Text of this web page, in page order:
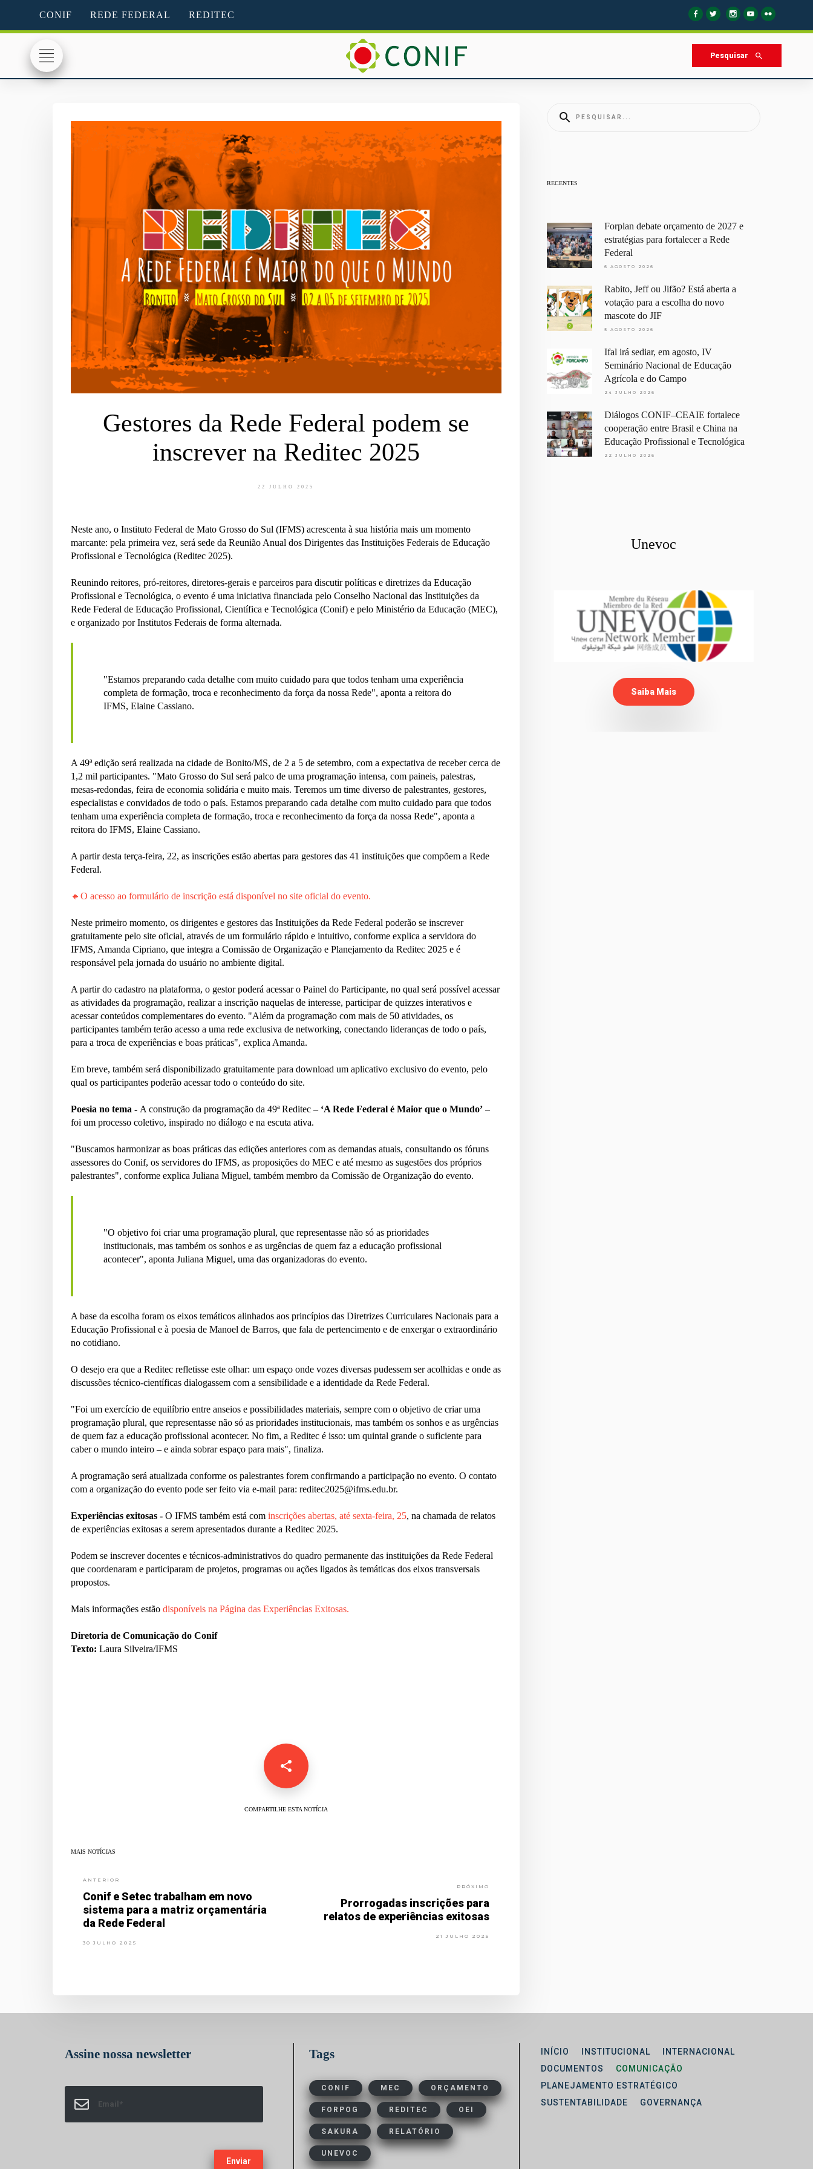
CONIF REDE FEDERAL REDITEC
Pesquisar
Gestores da Rede Federal podem se
inscrever na Reditec 2025
22 JULHO 2025
Neste ano, o Instituto Federal de Mato Grosso do Sul (IFMS) acrescenta à sua história mais um momento
marcante: pela primeira vez, será sede da Reunião Anual dos Dirigentes das Instituições Federais de Educação
Profissional e Tecnológica (Reditec 2025).
Reunindo reitores, pró-reitores, diretores-gerais e parceiros para discutir políticas e diretrizes da Educação
Profissional e Tecnológica, o evento é uma iniciativa financiada pelo Conselho Nacional das Instituições da
Rede Federal de Educação Profissional, Científica e Tecnológica (Conif) e pelo Ministério da Educação (MEC),
e organizado por Institutos Federais de forma alternada.
"Estamos preparando cada detalhe com muito cuidado para que todos tenham uma experiência
completa de formação, troca e reconhecimento da força da nossa Rede", aponta a reitora do
IFMS, Elaine Cassiano.
A 49ª edição será realizada na cidade de Bonito/MS, de 2 a 5 de setembro, com a expectativa de receber cerca de
1,2 mil participantes. "Mato Grosso do Sul será palco de uma programação intensa, com paineis, palestras,
mesas-redondas, feira de economia solidária e muito mais. Teremos um time diverso de palestrantes, gestores,
especialistas e convidados de todo o país. Estamos preparando cada detalhe com muito cuidado para que todos
tenham uma experiência completa de formação, troca e reconhecimento da força da nossa Rede", aponta a
reitora do IFMS, Elaine Cassiano.
A partir desta terça-feira, 22, as inscrições estão abertas para gestores das 41 instituições que compõem a Rede
Federal.
🔸O acesso ao formulário de inscrição está disponível no site oficial do evento.
Neste primeiro momento, os dirigentes e gestores das Instituições da Rede Federal poderão se inscrever
gratuitamente pelo site oficial, através de um formulário rápido e intuitivo, conforme explica a servidora do
IFMS, Amanda Cipriano, que integra a Comissão de Organização e Planejamento da Reditec 2025 e é
responsável pela jornada do usuário no ambiente digital.
A partir do cadastro na plataforma, o gestor poderá acessar o Painel do Participante, no qual será possível acessar
as atividades da programação, realizar a inscrição naquelas de interesse, participar de quizzes interativos e
acessar conteúdos complementares do evento. "Além da programação com mais de 50 atividades, os
participantes também terão acesso a uma rede exclusiva de networking, conectando lideranças de todo o país,
para a troca de experiências e boas práticas", explica Amanda.
Em breve, também será disponibilizado gratuitamente para download um aplicativo exclusivo do evento, pelo
qual os participantes poderão acessar todo o conteúdo do site.
Poesia no tema - A construção da programação da 49ª Reditec – ‘A Rede Federal é Maior que o Mundo’ –
foi um processo coletivo, inspirado no diálogo e na escuta ativa.
"Buscamos harmonizar as boas práticas das edições anteriores com as demandas atuais, consultando os fóruns
assessores do Conif, os servidores do IFMS, as proposições do MEC e até mesmo as sugestões dos próprios
palestrantes", conforme explica Juliana Miguel, também membro da Comissão de Organização do evento.
"O objetivo foi criar uma programação plural, que representasse não só as prioridades
institucionais, mas também os sonhos e as urgências de quem faz a educação profissional
acontecer", aponta Juliana Miguel, uma das organizadoras do evento.
A base da escolha foram os eixos temáticos alinhados aos princípios das Diretrizes Curriculares Nacionais para a
Educação Profissional e à poesia de Manoel de Barros, que fala de pertencimento e de enxergar o extraordinário
no cotidiano.
O desejo era que a Reditec refletisse este olhar: um espaço onde vozes diversas pudessem ser acolhidas e onde as
discussões técnico-científicas dialogassem com a sensibilidade e a identidade da Rede Federal.
"Foi um exercício de equilíbrio entre anseios e possibilidades materiais, sempre com o objetivo de criar uma
programação plural, que representasse não só as prioridades institucionais, mas também os sonhos e as urgências
de quem faz a educação profissional acontecer. No fim, a Reditec é isso: um quintal grande o suficiente para
caber o mundo inteiro – e ainda sobrar espaço para mais", finaliza.
A programação será atualizada conforme os palestrantes forem confirmando a participação no evento. O contato
com a organização do evento pode ser feito via e-mail para: reditec2025@ifms.edu.br.
Experiências exitosas - O IFMS também está com inscrições abertas, até sexta-feira, 25, na chamada de relatos
de experiências exitosas a serem apresentados durante a Reditec 2025.
Podem se inscrever docentes e técnicos-administrativos do quadro permanente das instituições da Rede Federal
que coordenaram e participaram de projetos, programas ou ações ligados às temáticas dos eixos transversais
propostos.
Mais informações estão disponíveis na Página das Experiências Exitosas.
Diretoria de Comunicação do Conif
Texto: Laura Silveira/IFMS
COMPARTILHE ESTA NOTÍCIA
MAIS NOTÍCIAS
ANTERIOR
Conif e Setec trabalham em novo
sistema para a matriz orçamentária
da Rede Federal
30 JULHO 2025
PRÓXIMO
Prorrogadas inscrições para
relatos de experiências exitosas
21 JULHO 2025
RECENTES
Forplan debate orçamento de 2027 e
estratégias para fortalecer a Rede
Federal
6 AGOSTO 2026
Rabito, Jeff ou Jifão? Está aberta a
votação para a escolha do novo
mascote do JIF
5 AGOSTO 2026
Ifal irá sediar, em agosto, IV
Seminário Nacional de Educação
Agrícola e do Campo
24 JULHO 2026
Diálogos CONIF–CEAIE fortalece
cooperação entre Brasil e China na
Educação Profissional e Tecnológica
22 JULHO 2026
Unevoc
Saiba Mais
Assine nossa newsletter
Enviar
Tags
CONIF MEC ORÇAMENTO
FORPOG REDITEC OEI
SAKURA RELATÓRIO
UNEVOC
INÍCIO INSTITUCIONAL
INTERNACIONAL
DOCUMENTOS
COMUNICAÇÃO
PLANEJAMENTO ESTRATÉGICO
SUSTENTABILIDADE
GOVERNANÇA